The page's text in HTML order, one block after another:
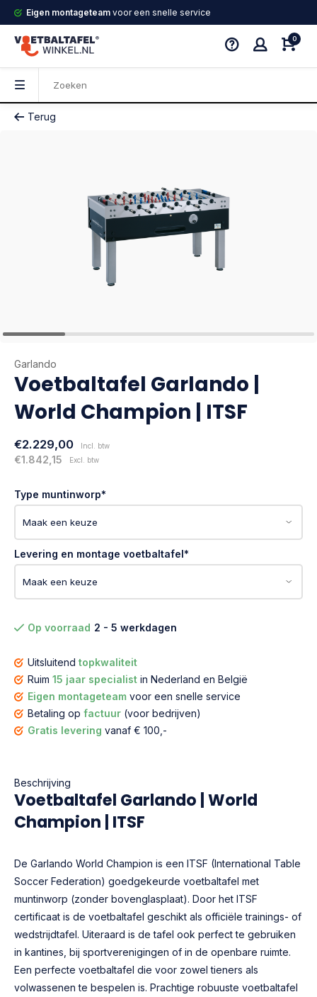
Eigen montageteam voor een snelle service
0
Terug
Garlando
Voetbaltafel Garlando |
World Champion | ITSF
€2.229,00 Incl. btw
€1.842,15 Excl. btw
Type muntinworp*
Levering en montage voetbaltafel*
Op voorraad 2 - 5 werkdagen
Uitsluitend topkwaliteit
Ruim 15 jaar specialist in Nederland en België
Eigen montageteam voor een snelle service
Betaling op factuur (voor bedrijven)
Gratis levering vanaf € 100,-
Beschrijving
Voetbaltafel Garlando | World
Champion | ITSF
De Garlando World Champion is een ITSF (International Table
Soccer Federation) goedgekeurde voetbaltafel met
muntinworp (zonder bovenglasplaat). Door het ITSF
certificaat is de voetbaltafel geschikt als officiële trainings- of
wedstrijdtafel. Uiteraard is de tafel ook perfect te gebruiken
in kantines, bij sportverenigingen of in de openbare ruimte.
Een perfecte voetbaltafel die voor zowel tieners als
volwassenen te bespelen is. Prachtige robuuste voetbaltafel